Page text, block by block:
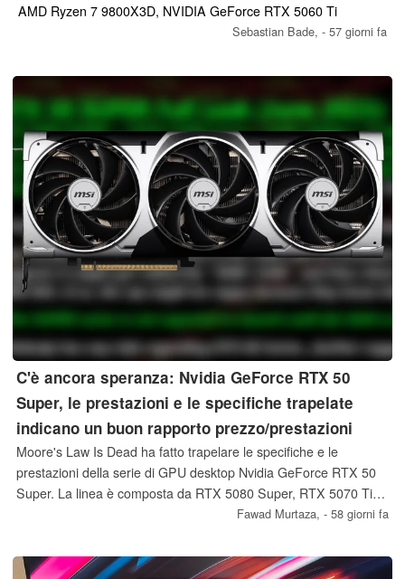
HD più esigente. Funzionalità moderne come DLSS 4 e Multi
Frame Generation dovrebbero sbloccare ulteriori riserve di
interrogativi sulla sua compatibilità con le tecnologie future.
Abbiamo sottoposto la PNY GeForce RTX 5060 Ti OC a
benchmark, giochi attuali e applicazioni pratiche, per mostrare
dove risiedono i suoi punti di forza e dove raggiunge i propri
limiti.
AMD Ryzen 7 9800X3D, NVIDIA GeForce RTX 5060 Ti
Sebastian Bade, - 57 giorni fa
C'è ancora speranza: Nvidia GeForce RTX 50
Super, le prestazioni e le specifiche trapelate
indicano un buon rapporto prezzo/prestazioni
Moore's Law Is Dead ha fatto trapelare le specifiche e le
prestazioni della serie di GPU desktop Nvidia GeForce RTX 50
Super. La linea è composta da RTX 5080 Super, RTX 5070 Ti
Super, RTX 5070 Super e RTX 5060 Super. Si prevede che le
rispetto alle controparti RTX 50 standard.
Fawad Murtaza, - 58 giorni fa